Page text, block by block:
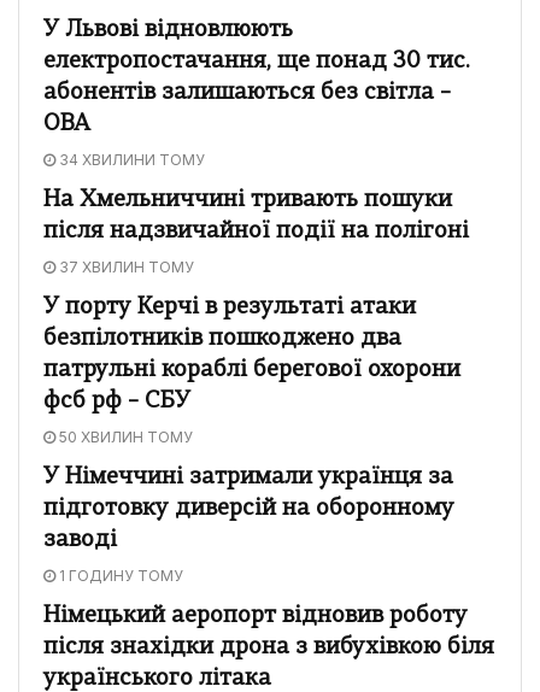
У Львові відновлюють
електропостачання, ще понад 30 тис.
абонентів залишаються без світла –
ОВА
34 ХВИЛИНИ ТОМУ
На Хмельниччині тривають пошуки
після надзвичайної події на полігоні
37 ХВИЛИН ТОМУ
У порту Керчі в результаті атаки
безпілотників пошкоджено два
патрульні кораблі берегової охорони
фсб рф – СБУ
50 ХВИЛИН ТОМУ
У Німеччині затримали українця за
підготовку диверсій на оборонному
заводі
1 ГОДИНУ ТОМУ
Німецький аеропорт відновив роботу
після знахідки дрона з вибухівкою біля
українського літака